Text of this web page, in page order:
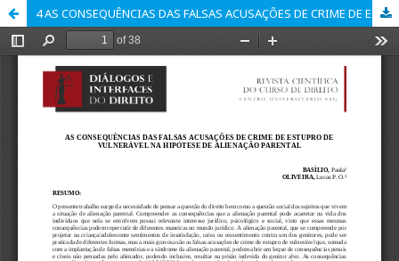
4 AS CONSEQUÊNCIAS DAS FALSAS ACUSAÇÕES DE CRIME DE ESTUPRO DE VULNERÁVEL NA HIPÓTESE DE ALIENAÇÃO PARENTAL